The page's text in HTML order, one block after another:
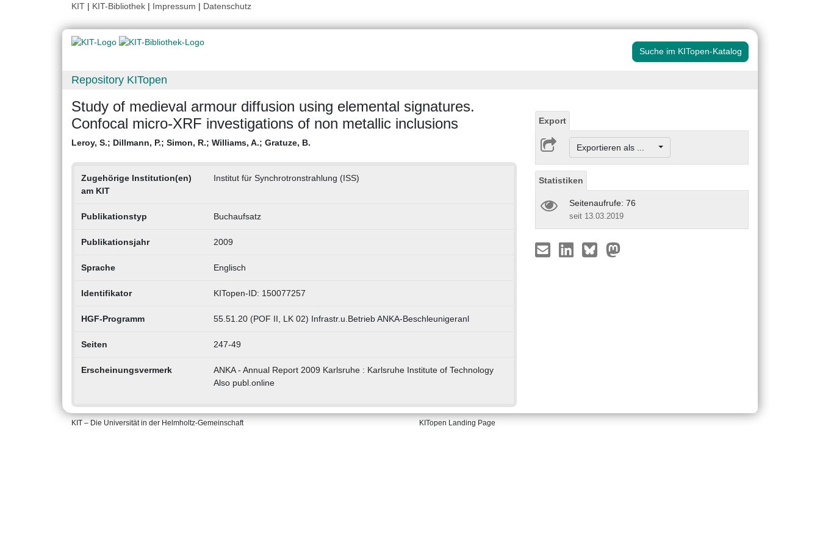
KIT | KIT-Bibliothek | Impressum | Datenschutz
Suche im KITopen-Katalog
Repository KITopen
Study of medieval armour diffusion using elemental signatures.
Confocal micro-XRF investigations of non metallic inclusions
Leroy, S.; Dillmann, P.; Simon, R.; Williams, A.; Gratuze, B.
Zugehörige Institution(en)
am KIT
Institut für Synchrotronstrahlung (ISS)
Publikationstyp Buchaufsatz
Publikationsjahr 2009
Sprache Englisch
Identifikator KITopen-ID: 150077257
HGF-Programm 55.51.20 (POF II, LK 02) Infrastr.u.Betrieb ANKA-Beschleunigeranl
Seiten 247-49
Erscheinungsvermerk
ANKA - Annual Report 2009 Karlsruhe : Karlsruhe Institute of Technology
Also publ.online
Export
Exportieren als ...
Statistiken
Seitenaufrufe: 76
seit 13.03.2019
KIT – Die Universität in der Helmholtz-Gemeinschaft KITopen Landing Page